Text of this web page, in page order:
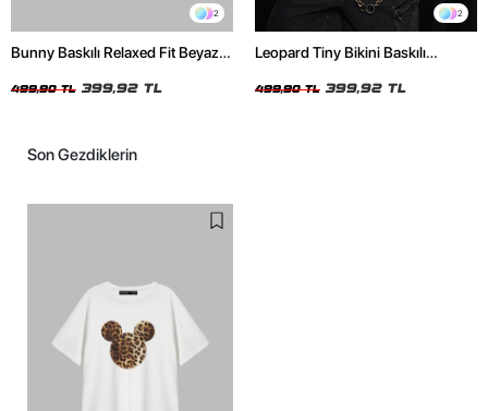
2
Bunny Baskılı Relaxed Fit Beyaz
499,90 TL 399,92 TL
2
Leopard Tiny Bikini Baskılı
499,90 TL 399,92 TL
Son Gezdiklerin